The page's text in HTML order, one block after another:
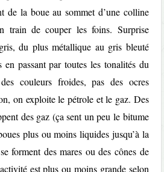
de la boue au sommet d’une colline
train de couper les foins. Surprise
du plus métallique au gris bleuté
en passant par toutes les tonalités du
couleurs froides, pas des ocres
on exploite le pétrole et le gaz. Des
des gaz (ça sent un peu le bitume
plus ou moins liquides jusqu’à la
forment des mares ou des cônes de
est plus ou moins grande selon